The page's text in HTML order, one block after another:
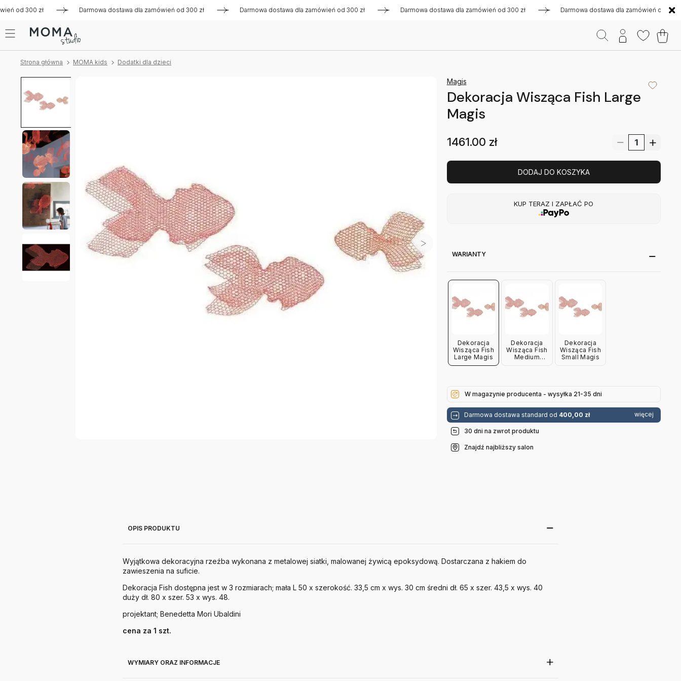
od 300 zł Darmowa dostawa dla zamówień od 300 zł Darmowa dostawa dla zamówień od 300 zł Darmowa dostawa dla zamówień od 300 zł Darmowa dostawa dla zamówień od 300 zł
Strona główna MOMA kids Dodatki dla dzieci
Magis
Dekoracja Wisząca Fish Large
Magis
1461.00 zł
DODAJ DO KOSZYKA
KUP TERAZ I ZAPŁAĆ PO
WARIANTY
Dekoracja
Wisząca Fish
Large Magis
Dekoracja
Wisząca Fish
Medium
Dekoracja
Wisząca Fish
Small Magis
W magazynie producenta - wysyłka 21-35 dni
Darmowa dostawa standard od 400,00 zł więcej
30 dni na zwrot produktu
Znajdź najbliższy salon
OPIS PRODUKTU
Wyjątkowa dekoracyjna rzeźba wykonana z metalowej siatki, malowanej żywicą epoksydową. Dostarczana z hakiem do
zawieszenia na suficie.
Dekoracja Fish dostępna jest w 3 rozmiarach; mała L 50 x szerokość. 33,5 cm x wys. 30 cm średni dł. 65 x szer. 43,5 x wys. 40
duży dł. 80 x szer. 53 x wys. 48.
projektant; Benedetta Mori Ubaldini
cena za 1 szt.
WYMIARY ORAZ INFORMACJE